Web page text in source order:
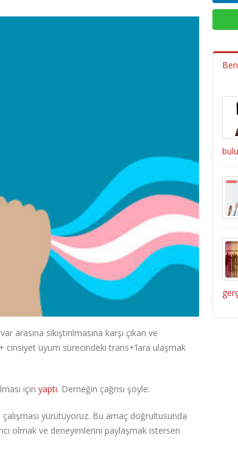
arasına sıkıştırılmasına karşı çıkan ve
cinsiyet uyum sürecindeki trans+’lara ulaşmak
için yaptı. Derneğin çağrısı şöyle:
yürütüyoruz. Bu amaç doğrultusunda
olmak ve deneyimlerini paylaşmak istersen